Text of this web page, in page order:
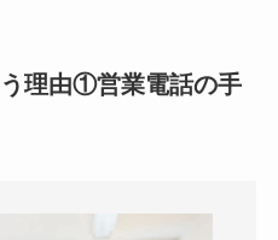
【怪しい？】株式会
Temuは怪しい？口コ
う理由①営業電話の手